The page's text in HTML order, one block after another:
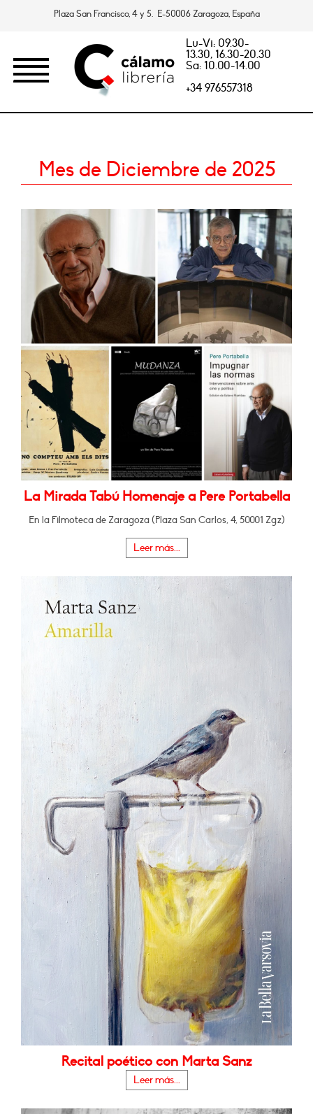
Plaza San Francisco, 4 y 5. E-50006 Zaragoza, España
Lu-Vi: 09.30-
13.30, 16.30-20.30
Sa: 10.00-14.00
+34 976557318
Mes de Diciembre de 2025
La Mirada Tabú Homenaje a Pere Portabella
En la Filmoteca de Zaragoza (Plaza San Carlos, 4, 50001 Zgz)
Leer más...
Recital poético con Marta Sanz
Leer más...